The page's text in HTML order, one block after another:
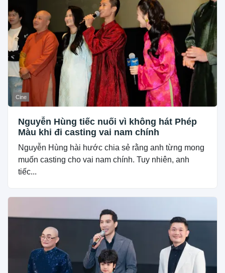
Cine
Nguyễn Hùng tiếc nuối vì không hát Phép
Màu khi đi casting vai nam chính
Nguyễn Hùng hài hước chia sẻ rằng anh từng mong
muốn casting cho vai nam chính. Tuy nhiên, anh
tiếc...